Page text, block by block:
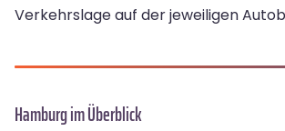
Verkehrslage auf der jeweiligen
Hamburg im Überblick